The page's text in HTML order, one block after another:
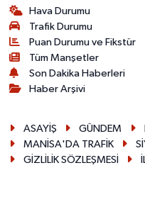
Hava Durumu
Trafik Durumu
Puan Durumu ve Fikstür
Tüm Manşetler
Son Dakika Haberleri
Haber Arşivi
ASAYİŞ GÜNDEM
MANİSA'DA TRAFİK
GİZLİLİK SÖZLEŞMESİ